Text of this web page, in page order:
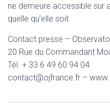
ne demeure accessible sur
quelle qu’elle soit.
Contact presse –
20 Rue du Commandant
Tél. + 33 6 49 60 94 04
contact@ojfrance.fr –